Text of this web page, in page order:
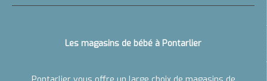
Les magasins de bébé à Pontarlier